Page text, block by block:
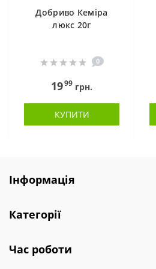
Добриво Кеміра
люкс 20г
0
1999 грн.
КУПИТИ
Інформація
Категорії
Час роботи